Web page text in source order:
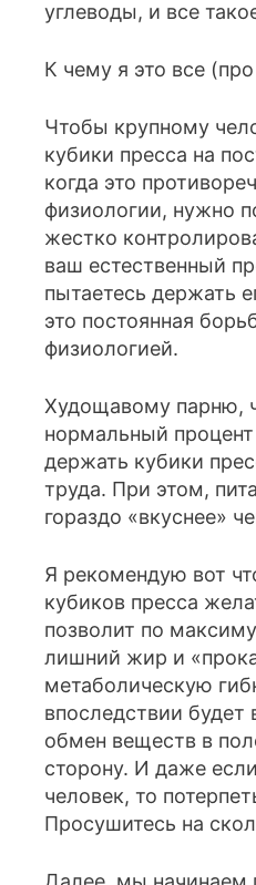
углеводы, и все
К чему я это все
Чтобы крупному
кубики пресса на
когда это
физиологии, нужно
жестко
ваш естественный
пытаетесь держать
это постоянная
физиологией.
Худощавому парню,
нормальный
держать кубики
труда. При этом,
гораздо «вкуснее»
Я рекомендую вот
кубиков пресса
позволит по
лишний жир и
метаболическую
впоследствии будет
обмен веществ в
сторону. И даже
человек, то
Просушитесь на